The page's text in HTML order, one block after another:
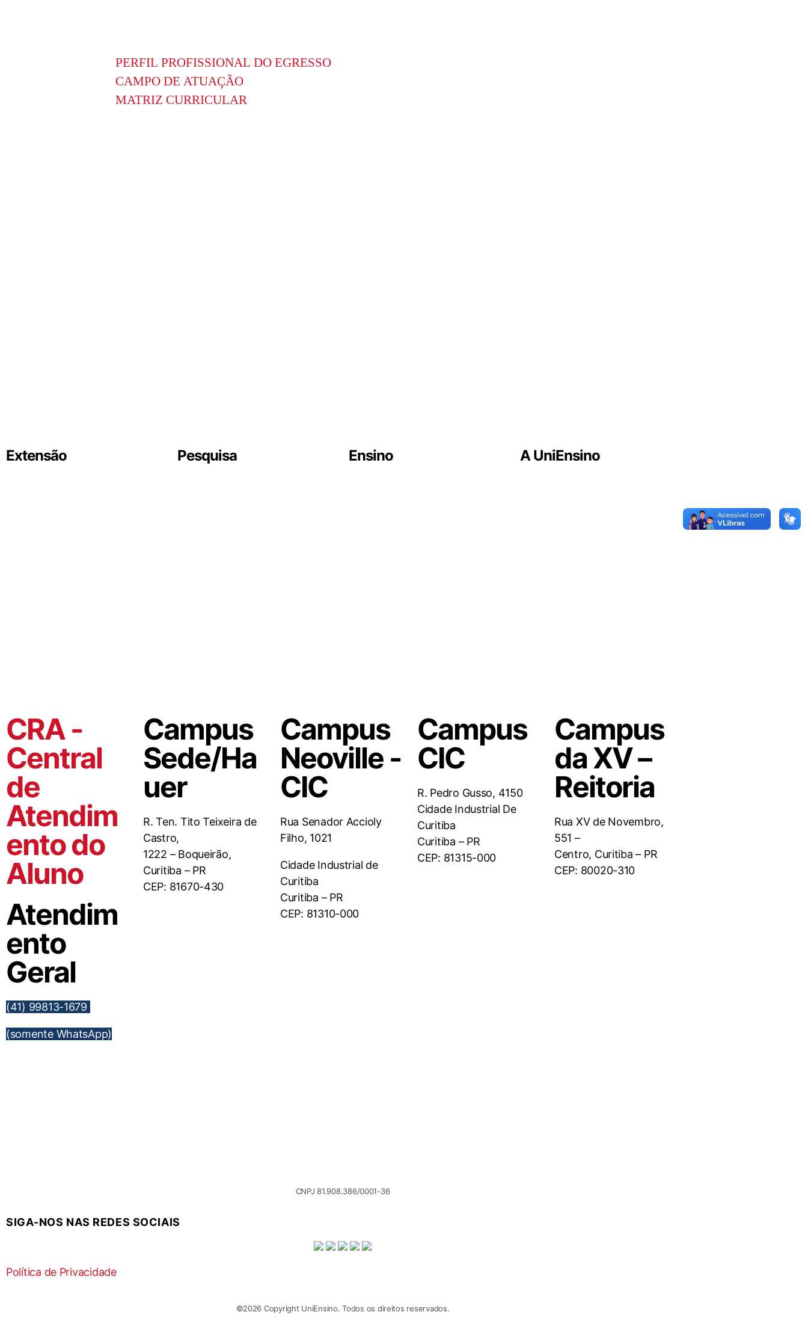
PERFIL PROFISSIONAL DO EGRESSO
CAMPO DE ATUAÇÃO
MATRIZ CURRICULAR
Extensão Pesquisa Ensino A UniEnsino
CRA -
Central
de
Atendim
ento do
Aluno
Atendim
ento
Geral
(41) 99813-1679
(somente WhatsApp)
Campus
Sede/Ha
uer
R. Ten. Tito Teixeira de
Castro,
1222 – Boqueirão,
Curitiba – PR
CEP: 81670-430
Campus
Neoville -
CIC
Rua Senador Accioly
Filho, 1021
Cidade Industrial de
Curitiba
Curitiba – PR
CEP: 81310-000
Campus
CIC
R. Pedro Gusso, 4150
Cidade Industrial De
Curitiba
Curitiba – PR
CEP: 81315-000
Campus
da XV –
Reitoria
Rua XV de Novembro,
551 –
Centro, Curitiba – PR
CEP: 80020-310
CNPJ 81.908.386/0001-36
SIGA-NOS NAS REDES SOCIAIS
Política de Privacidade
©2026 Copyright UniEnsino. Todos os direitos reservados.